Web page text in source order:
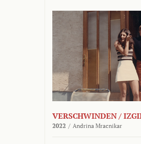
VERSCHWINDEN /
2022 / Andrina Mracnikar